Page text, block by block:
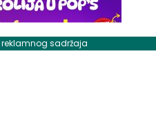
reklamnog sadržaja